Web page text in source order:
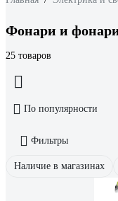
Фонари и
25 товаров
По популярности
Фильтры
Наличие в магазинах